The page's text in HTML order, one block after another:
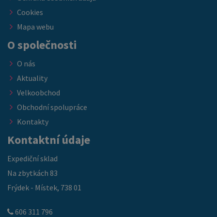
Cookies
Mapa webu
O společnosti
O nás
Aktuality
Velkoobchod
Obchodní spolupráce
Kontakty
Kontaktní údaje
Expediční sklad
Na zbytkách 83
Frýdek - Místek, 738 01
606 311 796